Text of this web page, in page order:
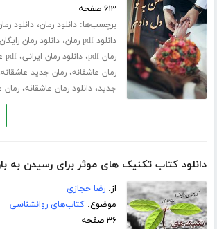
۶۱۳ صفحه
برچسب‌ها:دانلود رمان،دانلود
دانلود pdf رمان ،دانلود رمان رایگان
رمان pdf ،دانلود رمان ایرانی،pdf عاشقانه
رمان عاشقانه،رمان جدید عاشقانه
جدید،دانلود رمان عاشقانه،رمان
دانلود کتاب تکنیک های موثر برای رسیدن به
از:رضا حجازی
موضوع:کتاب‌های روانشناسی
۳۶ صفحه